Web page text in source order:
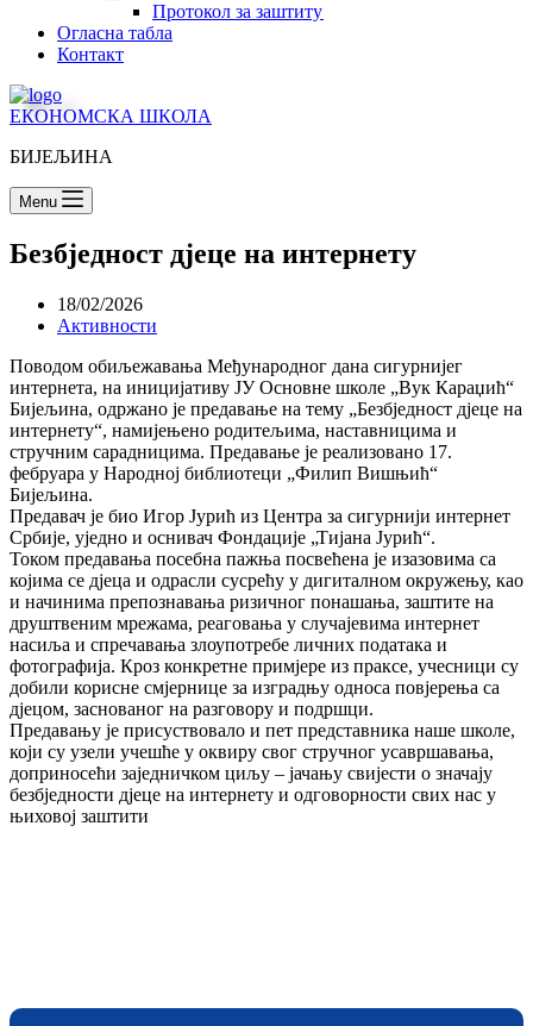
Прoтокол за заштиту дјеце од насиља,
Огласна табла
Контакт
ЕКОНОМСКА ШКОЛА
БИЈЕЉИНА
Menu
Безбједност дјеце на интернету
18/02/2026
Активности
Поводом обиљежавања Међународног дана сигурнијег
интернета, на иницијативу ЈУ Основне школе „Вук Караџић“
Бијељина, одржано је предавање на тему „Безбједност дјеце на
интернету“, намијењено родитељима, наставницима и
стручним сарадницима. Предавање је реализовано 17.
фебруара у Народној библиотеци „Филип Вишњић“
Бијељина.
Предавач је био Игор Јурић из Центра за сигурнији интернет
Србије, уједно и оснивач Фондације „Тијана Јурић“.
Током предавања посебна пажња посвећена је изазовима са
којима се дјеца и одрасли сусрећу у дигиталном окружењу, као
и начинима препознавања ризичног понашања, заштите на
друштвеним мрежама, реаговања у случајевима интернет
насиља и спречавања злоупотребе личних података и
фотографија. Кроз конкретне примјере из праксе, учесници су
добили корисне смјернице за изградњу односа повјерења са
дјецом, заснованог на разговору и подршци.
Предавању је присуствовало и пет представника наше школе,
који су узели учешће у оквиру свог стручног усавршавања,
доприносећи заједничком циљу – јачању свијести о значају
безбједности дјеце на интернету и одговорности свих нас у
њиховој заштити